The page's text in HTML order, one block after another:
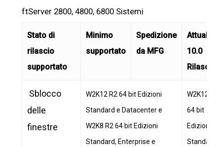
ftServer 2800, 4800, 6800 Sistemi
Stato di
rilascio
supportato
Minimo
supportato
Spedizione
da MFG
Attuale
10.0
Rilascio
Sblocco
delle
finestre
W2K12 R2 64 bit Edizioni
Standard e Datacenter e
W2K8 R2 64 bit Edizioni
Standard, Enterprise e
W2K12 R2
64 bit
Edizioni
Standard